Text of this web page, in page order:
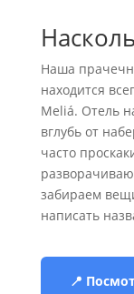
Наша
находится
Meliá. Отель
вглубь от
часто
забираем
написать
📍